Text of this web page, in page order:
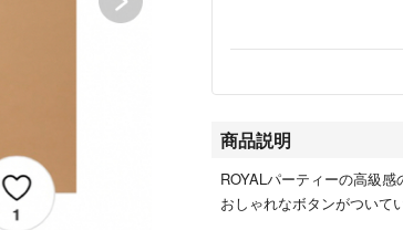
商品説明
ROYALパーティーの高級感
おしゃれなボタンがついて